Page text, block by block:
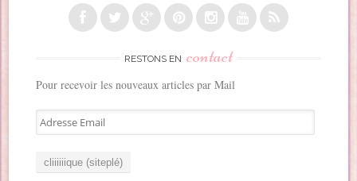
RESTONS EN contact
Pour recevoir les nouveaux articles par Mail
A
d